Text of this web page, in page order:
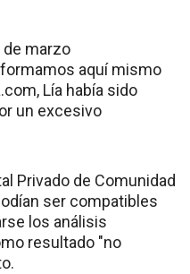
marzo
aquí mismo
Lía había sido
un excesivo
Privado de Comunidad
ser compatibles
los análisis
resultado "no